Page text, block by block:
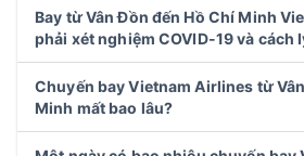
Bay từ Vân Đồn đến Hồ Chí Minh
phải xét nghiệm COVID-19 và cách
Chuyến bay Vietnam Airlines từ
Minh mất bao lâu?